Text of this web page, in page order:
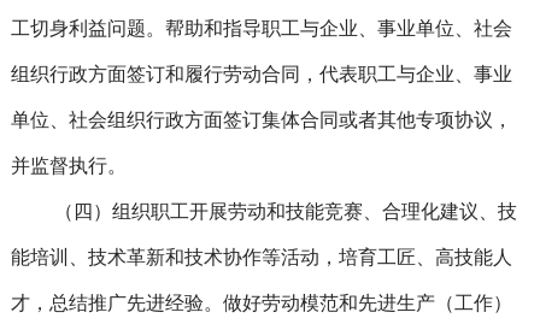
工切身利益问题。帮助和指导职工与企业、事业单位、社会
组织行政方面签订和履行劳动合同，代表职工与企业、事业
单位、社会组织行政方面签订集体合同或者其他专项协议，
并监督执行。
（四）组织职工开展劳动和技能竞赛、合理化建议、技
能培训、技术革新和技术协作等活动，培育工匠、高技能人
才，总结推广先进经验。做好劳动模范和先进生产（工作）